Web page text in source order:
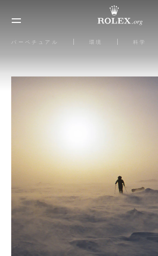
パーペチュアル 環境 科学